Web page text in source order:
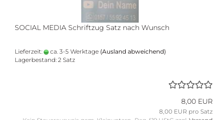
SO­CIAL MEDIA Schrift­zug Satz nach Wunsch
Lieferzeit: ca. 3-5 Werktage (Ausland abweichend)
Lagerbestand: 2 Satz
8,00 EUR
8,00 EUR pro Satz